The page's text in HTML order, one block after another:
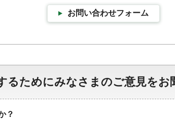
お問い合わせフォーム
るためにみなさまのご意見をお
？